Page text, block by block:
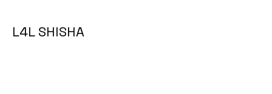
L4L SHISHA